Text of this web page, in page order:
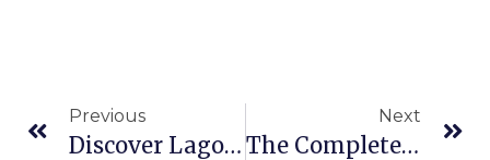
Previous
Discover Lagoa Da Conceição With The New Sea Wolf Surf Hostel Guide!
Next
The Complete Surfboard Guide